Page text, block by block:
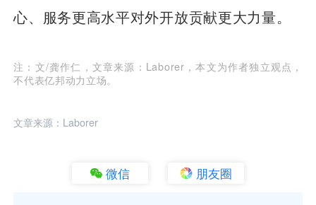
心、服务更高水平对外开放贡献更大力量。
注：文/龚作仁，文章来源：Laborer，本文为作者独立观点，
不代表亿邦动力立场。
文章来源：Laborer
微信 朋友圈